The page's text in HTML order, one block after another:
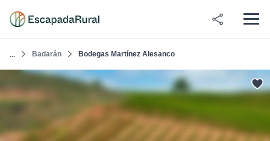
... Badarán Bodegas Martínez Alesanco